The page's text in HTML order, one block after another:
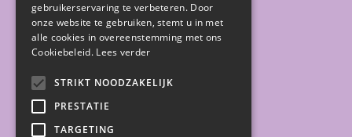
Activiteiten
Sale
Gratis gidsen
gebruikerservaring te verbeteren. Door
onze website te gebruiken, stemt u in met
alle cookies in overeenstemming met ons
Cookiebeleid. Lees verder
STRIKT NOODZAKELIJK
PRESTATIE
TARGETING